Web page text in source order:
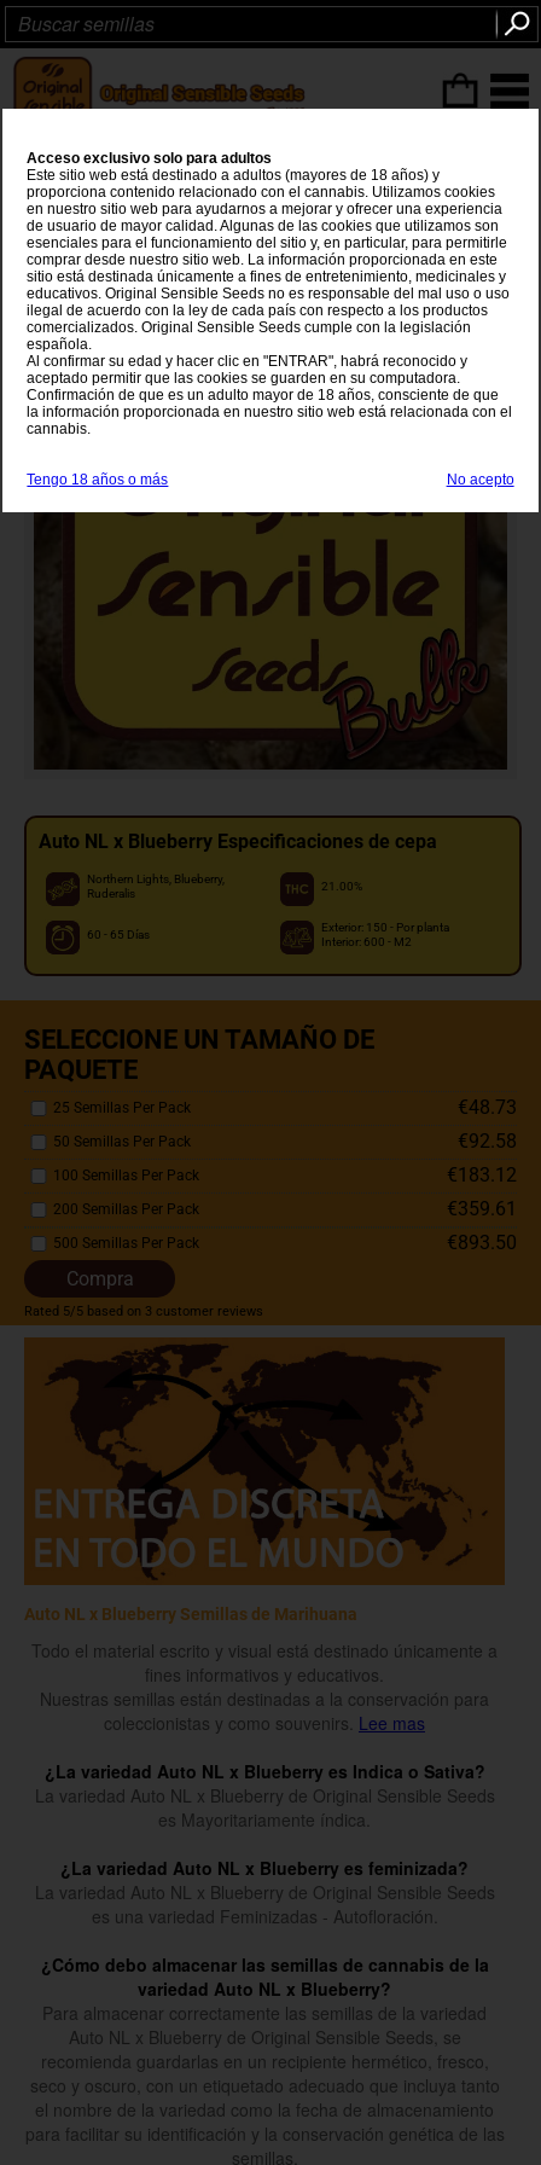
Auto NL x Blueberry
Northern LightsxBlueberry x Ruderalis
Auto NL x Blueberry Especificaciones de cepa
Northern Lights, Blueberry,
Ruderalis
21.00%
60 - 65 Días
Exterior: 150 - Por planta
Interior: 600 - M2
SELECCIONE UN TAMAÑO DE
PAQUETE
25 Semillas Per Pack €48.73
50 Semillas Per Pack €92.58
100 Semillas Per Pack €183.12
200 Semillas Per Pack €359.61
500 Semillas Per Pack
€893.50
Compra
Rated 5/5 based on 3 customer reviews
Auto NL x Blueberry Semillas de Marihuana
Todo el material escrito y visual está destinado únicamente a
fines informativos y educativos.
Nuestras semillas están destinadas a la conservación para
coleccionistas y como souvenirs. Lee mas
¿La variedad Auto NL x Blueberry es Indica o Sativa?
La variedad Auto NL x Blueberry de Original Sensible Seeds
es Mayoritariamente índica.
¿La variedad Auto NL x Blueberry es feminizada?
La variedad Auto NL x Blueberry de Original Sensible Seeds
es una variedad Feminizadas - Autofloración.
¿Cómo debo almacenar las semillas de cannabis de la
variedad Auto NL x Blueberry?
Para almacenar correctamente las semillas de la variedad
Auto NL x Blueberry de Original Sensible Seeds, se
recomienda guardarlas en un recipiente hermético, fresco,
seco y oscuro, con un etiquetado adecuado que incluya tanto
el nombre de la variedad como la fecha de almacenamiento
para facilitar su identificación y la conservación genética de las
semillas.
Acceso exclusivo solo para adultos
Este sitio web está destinado a adultos (mayores de 18 años) y
proporciona contenido relacionado con el cannabis. Utilizamos cookies
en nuestro sitio web para ayudarnos a mejorar y ofrecer una experiencia
de usuario de mayor calidad. Algunas de las cookies que utilizamos son
esenciales para el funcionamiento del sitio y, en particular, para permitirle
comprar desde nuestro sitio web. La información proporcionada en este
sitio está destinada únicamente a fines de entretenimiento, medicinales y
educativos. Original Sensible Seeds no es responsable del mal uso o uso
ilegal de acuerdo con la ley de cada país con respecto a los productos
comercializados. Original Sensible Seeds cumple con la legislación
española.
Al confirmar su edad y hacer clic en "ENTRAR", habrá reconocido y
aceptado permitir que las cookies se guarden en su computadora.
Confirmación de que es un adulto mayor de 18 años, consciente de que
la información proporcionada en nuestro sitio web está relacionada con el
cannabis.
Tengo 18 años o más No acepto